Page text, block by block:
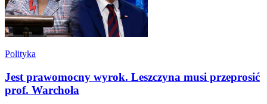
Polityka
Jest prawomocny wyrok. Leszczyna musi przeprosić
prof. Warchoła